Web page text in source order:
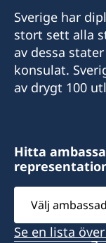
Sverige har
stort sett alla
av dessa
konsulat.
av drygt 100
Hitta
Välj
ambassad
Se en lista